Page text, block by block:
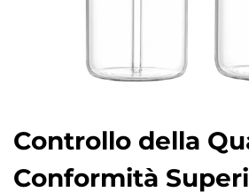
Controllo della
Conformità